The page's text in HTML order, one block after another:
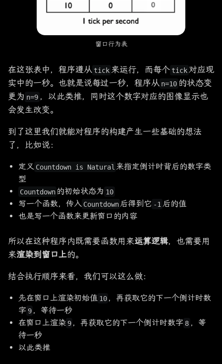
窗口行为表
在这张表中，程序遵从 tick 来运行，而每个 tick 对应现
实中的一秒。也就是说每过一秒，程序从 n=10 的状态变
更为 n=9 ，以此类推，同时这个数字对应的图像显示也
会发生改变。
到了这里我们就能对程序的构建产生一些基础的想法
了，比如说：
定义 Countdown is Natural 来指定倒计时背后的数字类
型
Countdown 的初始状态为 10
写一个函数，传入 Countdown 后得到它 -1 后的值
也是写一个函数来更新窗口的内容
所以在这种程序内既需要函数用来运算逻辑，也需要用
来渲染到窗口上的。
结合执行顺序来看，我们可以这么做：
先在窗口上渲染初始值 10 ，再获取它的下一个倒计时数
字 9 ，等待一秒
在窗口上渲染 9 ，再获取它的下一个倒计时数字 8 ，等
待一秒
以此类推